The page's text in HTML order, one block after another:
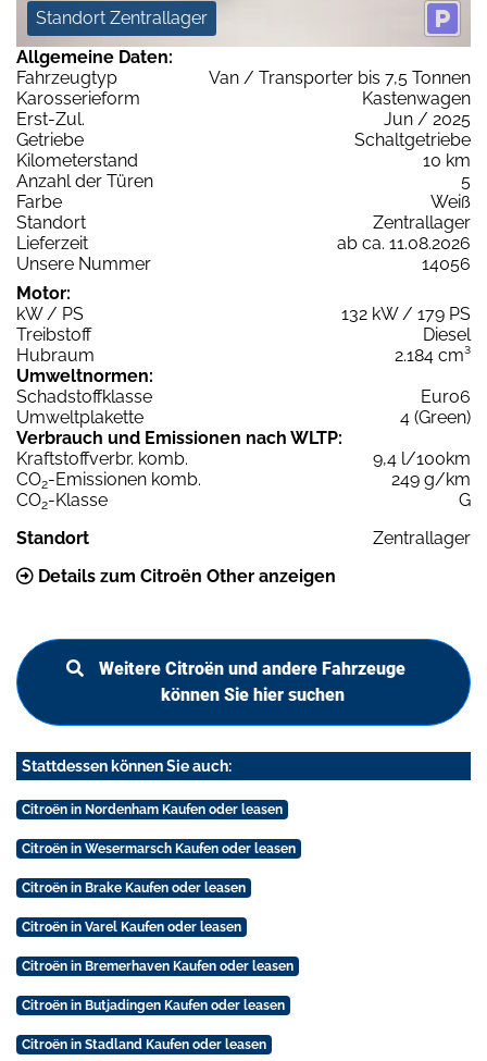
Standort Zentrallager
Allgemeine Daten:
Fahrzeugtyp
Van / Transporter bis 7,5 Tonnen
Karosserieform
Kastenwagen
Erst-Zul.
Jun / 2025
Getriebe
Schaltgetriebe
Kilometerstand
10 km
Anzahl der Türen
5
Farbe
Weiß
Standort
Zentrallager
Lieferzeit
ab ca. 11.08.2026
Unsere Nummer
14056
Motor:
kW / PS
132 kW / 179 PS
Treibstoff
Diesel
Hubraum
2.184 cm³
Umweltnormen:
Schadstoffklasse
Euro6
Umweltplakette
4 (Green)
Verbrauch und Emissionen nach WLTP:
Kraftstoffverbr. komb.
9,4 l/100km
CO2-Emissionen komb.
249 g/km
CO2-Klasse
G
Standort
Zentrallager
Details zum Citroën Other anzeigen
Weitere Citroën und andere Fahrzeuge
können Sie hier suchen
Stattdessen können Sie auch:
Citroën in Nordenham Kaufen oder leasen
Citroën in Wesermarsch Kaufen oder leasen
Citroën in Brake Kaufen oder leasen
Citroën in Varel Kaufen oder leasen
Citroën in Bremerhaven Kaufen oder leasen
Citroën in Butjadingen Kaufen oder leasen
Citroën in Stadland Kaufen oder leasen